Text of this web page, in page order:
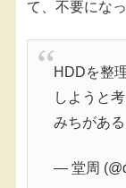
て、不要にな
HDDを整
しようと
みちがあ
— 堂周